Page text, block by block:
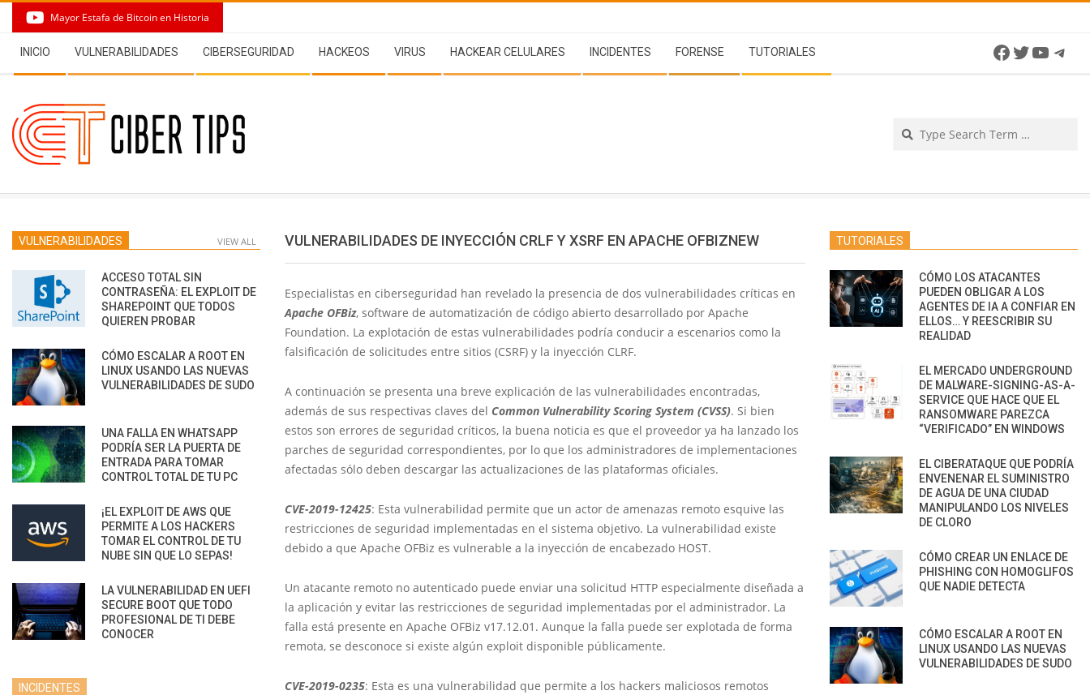
content
Mayor Estafa de Bitcoin en Historia
Navigation
Menu
INICIO VULNERABILIDADES CIBERSEGURIDAD HACKEOS VIRUS HACKEAR CELULARES INCIDENTES FORENSE TUTORIALES Facebook
Twitter
VULNERABILIDADES DE INYECCIÓN CRLF Y XSRF EN APACHE OFBIZNEW
Especialistas en ciberseguridad han revelado la presencia de dos vulnerabilidades críticas en
Apache OFBiz, software de automatización de código abierto desarrollado por Apache
Foundation. La explotación de estas vulnerabilidades podría conducir a escenarios como la
falsificación de solicitudes entre sitios (CSRF) y la inyección CLRF.
A continuación se presenta una breve explicación de las vulnerabilidades encontradas,
además de sus respectivas claves del Common Vulnerability Scoring System (CVSS). Si bien
estos son errores de seguridad críticos, la buena noticia es que el proveedor ya ha lanzado los
parches de seguridad correspondientes, por lo que los administradores de implementaciones
afectadas sólo deben descargar las actualizaciones de las plataformas oficiales.
CVE-2019-12425: Esta vulnerabilidad permite que un actor de amenazas remoto esquive las
restricciones de seguridad implementadas en el sistema objetivo. La vulnerabilidad existe
debido a que Apache OFBiz es vulnerable a la inyección de encabezado HOST.
Un atacante remoto no autenticado puede enviar una solicitud HTTP especialmente diseñada a
la aplicación y evitar las restricciones de seguridad implementadas por el administrador. La
falla está presente en Apache OFBiz v17.12.01. Aunque la falla puede ser explotada de forma
remota, se desconoce si existe algún exploit disponible públicamente.
CVE-2019-0235: Esta es una vulnerabilidad que permite a los hackers maliciosos remotos
VULNERABILIDADES VIEW ALL
ACCESO TOTAL SIN
CONTRASEÑA: EL EXPLOIT DE
SHAREPOINT QUE TODOS
QUIEREN PROBAR
CÓMO ESCALAR A ROOT EN
LINUX USANDO LAS NUEVAS
VULNERABILIDADES DE SUDO
UNA FALLA EN WHATSAPP
PODRÍA SER LA PUERTA DE
ENTRADA PARA TOMAR
CONTROL TOTAL DE TU PC
¡EL EXPLOIT DE AWS QUE
PERMITE A LOS HACKERS
TOMAR EL CONTROL DE TU
NUBE SIN QUE LO SEPAS!
LA VULNERABILIDAD EN UEFI
SECURE BOOT QUE TODO
PROFESIONAL DE TI DEBE
CONOCER
INCIDENTES
TUTORIALES
CÓMO LOS ATACANTES
PUEDEN OBLIGAR A LOS
AGENTES DE IA A CONFIAR EN
ELLOS… Y REESCRIBIR SU
REALIDAD
EL MERCADO UNDERGROUND
DE MALWARE-SIGNING-AS-A-
SERVICE QUE HACE QUE EL
RANSOMWARE PAREZCA
“VERIFICADO” EN WINDOWS
EL CIBERATAQUE QUE PODRÍA
ENVENENAR EL SUMINISTRO
DE AGUA DE UNA CIUDAD
MANIPULANDO LOS NIVELES
DE CLORO
CÓMO CREAR UN ENLACE DE
PHISHING CON HOMOGLIFOS
QUE NADIE DETECTA
CÓMO ESCALAR A ROOT EN
LINUX USANDO LAS NUEVAS
VULNERABILIDADES DE SUDO